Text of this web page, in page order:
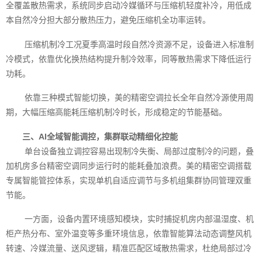
全覆盖散热需求，系统同步启动冷媒循环与压缩机轻度补冷，用低成
本自然冷分担大部分散热压力，避免压缩机全功率运转。
压缩机制冷工况夏季高温时段自然冷资源不足，设备进入标准制
冷模式，依靠优化换热结构提升制冷效率，同等散热需求下降低运行
功耗。
依靠三种模式智能切换，美的精密空调拉长全年自然冷源使用周
期，大幅压缩高能耗压缩机制冷时长，形成稳定的节能基础。
三、AI全域智能调控，集群联动精细化控能
单台设备独立调控容易出现制冷失衡、局部过度制冷的问题，叠
加机房多台精密空调同步运行时的能耗叠加浪费。美的精密空调搭载
专属智能管控体系，实现单机自适应调节与多机组集群协同管理双重
节能。
一方面，设备内置环境感知模块，实时捕捉机房内部温湿度、机
柜产热分布、室外温变等多重环境信息，依靠智能算法动态调整风机
转速、冷媒流量、送风逻辑，精准匹配区域散热需求，杜绝局部过冷